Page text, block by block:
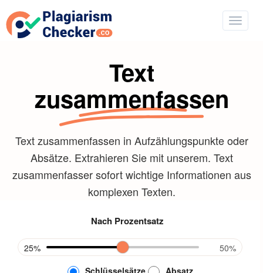
Text
zusammenfassen
Text zusammenfassen in Aufzählungspunkte oder
Absätze. Extrahieren Sie mit unserem. Text
zusammenfasser sofort wichtige Informationen aus
komplexen Texten.
Nach Prozentsatz
25%
50%
Schlüsselsätze
Absatz